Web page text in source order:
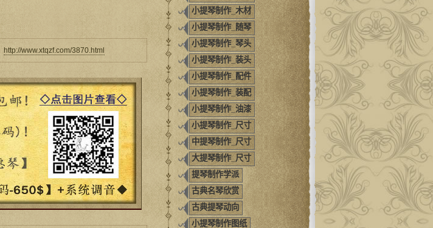
http://www.xtqzf.com/3870.html
小提琴制作_木材
小提琴制作_随琴
小提琴制作_琴头
小提琴制作_装头
小提琴制作_配件
小提琴制作_装配
小提琴制作_油漆
小提琴制作_尺寸
中提琴制作_尺寸
大提琴制作_尺寸
提琴制作学派
古典名琴欣赏
古典提琴动向
小提琴制作图纸